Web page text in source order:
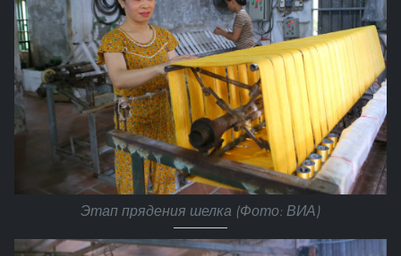
Этап прядения шелка (Фото: ВИА)